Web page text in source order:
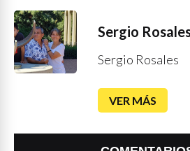
Sergio
Sergio Rosales
VER MÁS